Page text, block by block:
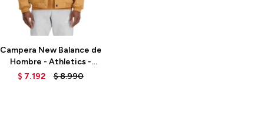
Campera New Balance de
Hombre - Athletics -
MJ33502TOB - TOBACCO
$ 7.192 $8.990